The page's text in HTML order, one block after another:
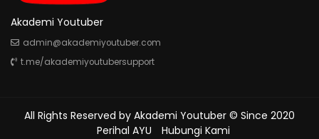
Akademi Youtuber
admin@akademiyoutuber.com
t.me/akademiyoutubersupport
All Rights Reserved by Akademi Youtuber © Since 2020
Perihal AYU
Hubungi Kami